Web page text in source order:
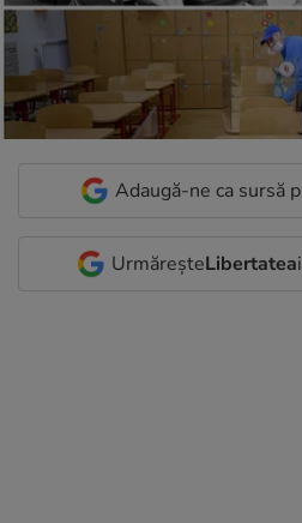
Adaugă-ne ca sursă
UrmăreșteLibertatea